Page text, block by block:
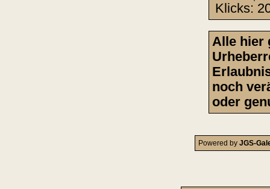
Klicks:
Alle hier
noch
oder
Powered by JGS-